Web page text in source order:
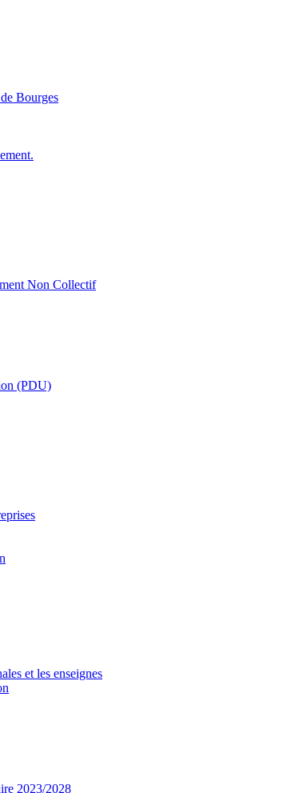
Bourges
Non Collectif
(PDU)
et les enseignes
2023/2028